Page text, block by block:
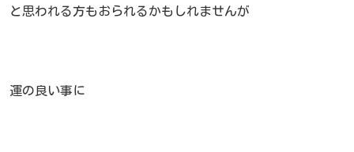
と思われる方もおられるかもしれませんが
運の良い事に